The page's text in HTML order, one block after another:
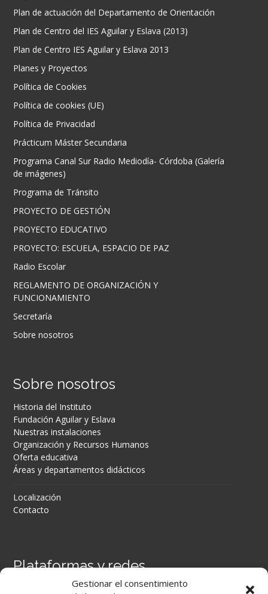
Gestionar el consentimiento
Plan de actuación del Departamento de Orientación
Plan de Centro del IES Aguilar y Eslava (2013)
Plan de Centro IES Aguilar y Eslava 2013
Planes y Proyectos
Política de Cookies
Política de cookies (UE)
Política de Privacidad
Prácticum Máster Secundaria
Programa Canal Sur Radio Mediodía- Córdoba (Galería
de imágenes)
Programa de Tránsito
PROYECTO DE GESTIÓN
PROYECTO EDUCATIVO
PROYECTO: ESCUELA, ESPACIO DE PAZ
Radio Escolar
REGLAMENTO DE ORGANIZACIÓN Y
FUNCIONAMIENTO
Secretaría
Sobre nosotros
Sobre nosotros
Historia del Instituto
Fundación Aguilar y Eslava
Nuestras instalaciones
Organización y Recursos Humanos
Oferta educativa
Áreas y departamentos didácticos
Localización
Contacto
Plataformas y redes